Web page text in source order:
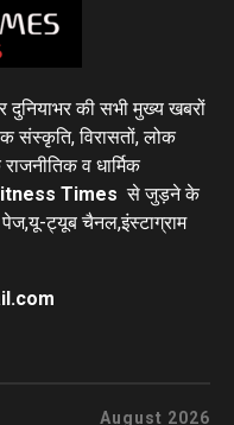
दुनियाभर की सभी मुख्य खबरों
संस्कृति, विरासतों, लोक
व धार्मिक
Times से जुड़ने के
ट्यूब चैनल,इंस्टाग्राम
August 2026